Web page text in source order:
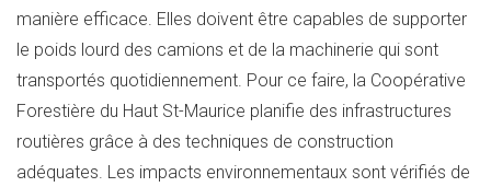
manière efficace. Elles doivent être capables de supporter
le poids lourd des camions et de la machinerie qui sont
transportés quotidiennement. Pour ce faire, la Coopérative
Forestière du Haut St-Maurice planifie des infrastructures
routières grâce à des techniques de construction
adéquates. Les impacts environnementaux sont vérifiés de